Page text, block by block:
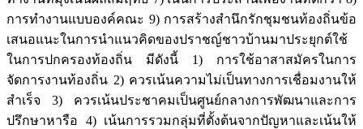
การทำงานแบบองค์คณะ 9) การสร้างสำนึกรักชุมชนท้องถิ่นข้อ
เสนอแนะในการนำแนวคิดของปราชญ์ชาวบ้านมาประยุกต์ใช้
ในการปกครองท้องถิ่น มีดังนี้ 1) การใช้อาสาสมัครในการ
จัดการงานท้องถิ่น 2) ควรเน้นความไม่เป็นทางการเชื่อมงานให้
สำเร็จ 3) ควรเน้นประชาคมเป็นศูนย์กลางการพัฒนาและการ
ปรึกษาหารือ 4) เน้นการรวมกลุ่มที่ตั้งต้นจากปัญหาและเน้นให้